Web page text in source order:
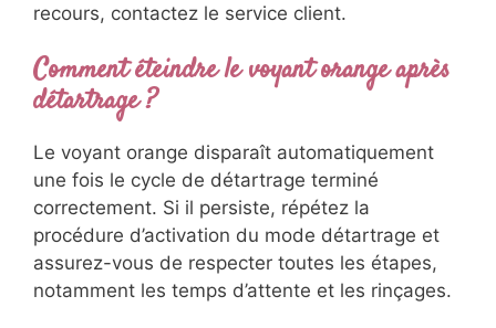
recours, contactez le service client.
Comment éteindre le voyant orange après
détartrage ?
Le voyant orange disparaît automatiquement
une fois le cycle de détartrage terminé
correctement. Si il persiste, répétez la
procédure d’activation du mode détartrage et
assurez-vous de respecter toutes les étapes,
notamment les temps d’attente et les rinçages.